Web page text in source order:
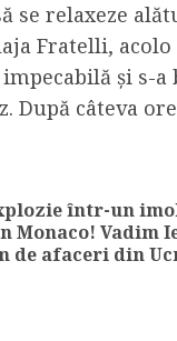
se relaxeze
Fratelli, acolo
și s-a
După câteva
într-un
Monaco! Vadim
de afaceri din